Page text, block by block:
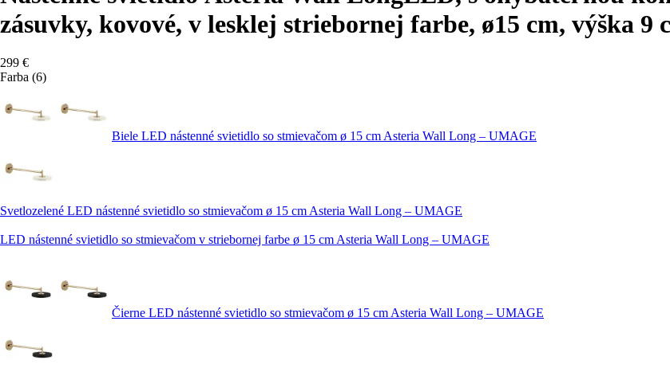
zásuvky, kovové, v lesklej striebornej farbe, ø15 cm, výška 9
299 €
Farba (6)
Biele LED nástenné svietidlo so stmievačom ø 15 cm Asteria Wall Long – UMAGE
Svetlozelené LED nástenné svietidlo so stmievačom ø 15 cm Asteria Wall Long – UMAGE
LED nástenné svietidlo so stmievačom v striebornej farbe ø 15 cm Asteria Wall Long – UMAGE
Čierne LED nástenné svietidlo so stmievačom ø 15 cm Asteria Wall Long – UMAGE